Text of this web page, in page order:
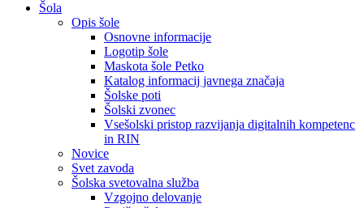
Šola
Opis šole
Osnovne informacije
Logotip šole
Maskota šole Petko
Katalog informacij javnega značaja
Šolske poti
Šolski zvonec
Vsešolski pristop razvijanja digitalnih kompetenc
in RIN
Novice
Svet zavoda
Šolska svetovalna služba
Vzgojno delovanje